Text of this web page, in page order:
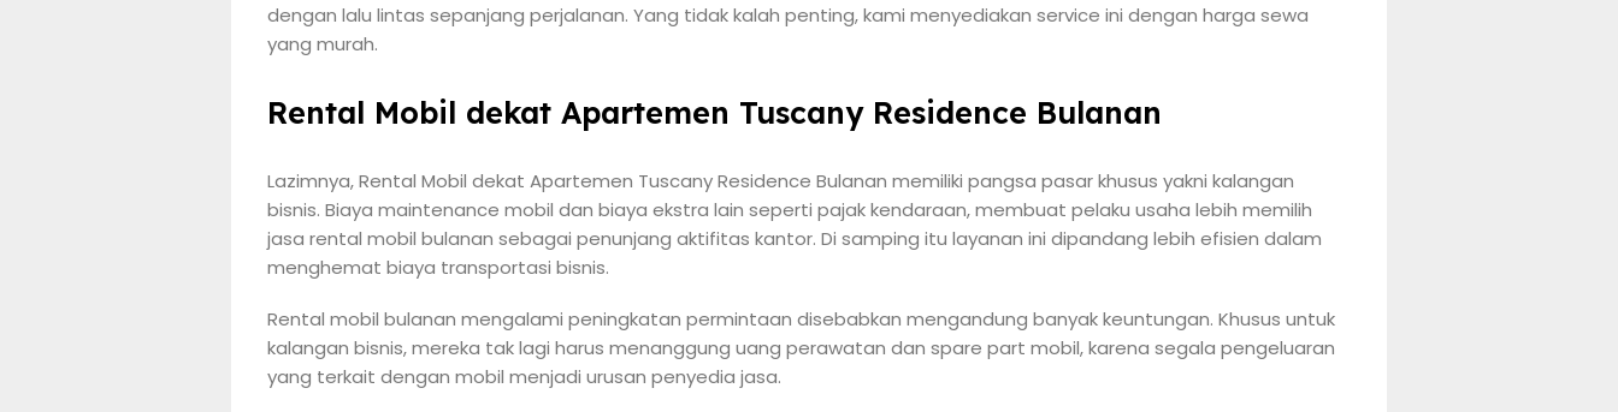
dengan lalu lintas sepanjang perjalanan. Yang tidak kalah penting, kami menyediakan service ini dengan harga sewa
yang murah.
Rental Mobil dekat Apartemen Tuscany Residence Bulanan
Lazimnya, Rental Mobil dekat Apartemen Tuscany Residence Bulanan memiliki pangsa pasar khusus yakni kalangan
bisnis. Biaya maintenance mobil dan biaya ekstra lain seperti pajak kendaraan, membuat pelaku usaha lebih memilih
jasa rental mobil bulanan sebagai penunjang aktifitas kantor. Di samping itu layanan ini dipandang lebih efisien dalam
menghemat biaya transportasi bisnis.
Rental mobil bulanan mengalami peningkatan permintaan disebabkan mengandung banyak keuntungan. Khusus untuk
kalangan bisnis, mereka tak lagi harus menanggung uang perawatan dan spare part mobil, karena segala pengeluaran
yang terkait dengan mobil menjadi urusan penyedia jasa.